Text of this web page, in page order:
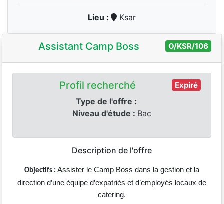
Lieu : Ksar
Assistant Camp Boss O/KSR/106
Profil recherché Expiré
Type de l'offre :
Niveau d'étude : Bac
Description de l'offre
Objectifs : Assister le Camp Boss dans la gestion et la
direction d’une équipe d’expatriés et d’employés locaux de
catering.